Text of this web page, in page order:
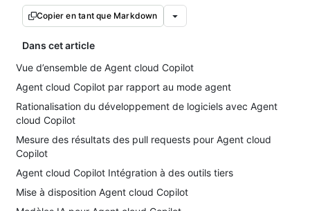
Copier en tant que Markdown
Dans cet article
Vue d’ensemble de Agent cloud Copilot
Agent cloud Copilot par rapport au mode agent
Rationalisation du développement de logiciels avec Agent
cloud Copilot
Mesure des résultats des pull requests pour Agent cloud
Copilot
Agent cloud Copilot Intégration à des outils tiers
Mise à disposition Agent cloud Copilot